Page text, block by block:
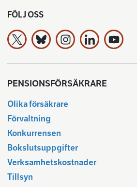
FÖLJ OSS
Arbetspensionsförsäkrarna TELA
PENSIONSFÖRSÄKRARE
Olika försäkrare
Förvaltning
Konkurrensen
Bokslutsuppgifter
Verksamhetskostnader
Tillsyn